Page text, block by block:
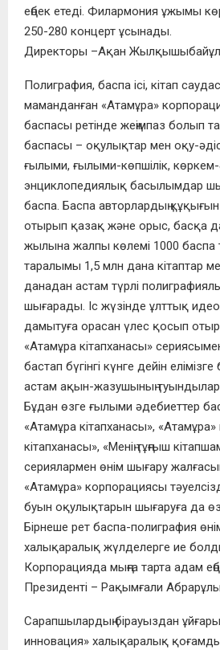
еңбек етеді. Филармония ұжымы
250-280 концерт ұсынады.
Директоры –Ақан
Полиграфия, баспа ісі, кітап
маманданған «Атамұра»
баспасы ретінде жеңімпаз болып
баспасы – оқулықтар мен оқу-
ғылыми, ғылыми-көпшілік,
энциклопедиялық басылымдар
баспа. Баспа авторлардың
отырып қазақ және орыс, басқа
жылына жалпы көлемі 1000 баспа
таралымы 1,5 млн дана кітаптар
данадан астам түрлі
шығарады. Іс жүзінде ұлттық
дамытуға орасан үлес қосып
«Атамұра кітапханасы»
бастап бүгінгі күнге дейін елімізге
астам ақын-жазушының
Бұдан өзге ғылыми әдебиеттер
«Атамұра кітапханасы», «Атамұра»
кітапханасы», «Менің тұңғыш
сериялармен өнім шығару
«Атамұра» корпорациясы
буын оқулықтарын шығаруға да
Бірнеше рет баспа-полиграфия
халықаралық жүлделерге ие
Корпорацияда мыңға тарта адам
Президенті – Рақымғали
Сарапшылардың бірауыздан
инновация» халықаралық